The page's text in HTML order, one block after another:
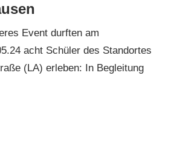
Event durften am
acht Schüler des Standortes
(LA) erleben: In Begleitung